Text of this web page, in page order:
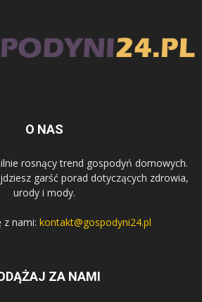
O NAS
rosnący trend gospodyń domowych.
garść porad dotyczących zdrowia,
urody i mody.
z nami: kontakt@gospodyni24.pl
ZA NAMI